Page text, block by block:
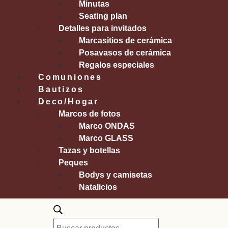
Minutas
Seating plan
Detalles para invitados
Marcasitios de cerámica
Posavasos de cerámica
Regalos especiales
Comuniones
Bautizos
Deco/Hogar
Marcos de fotos
Marco ONDAS
Marco GLASS
Tazas y botellas
Peques
Bodys y camisetas
Natalicios